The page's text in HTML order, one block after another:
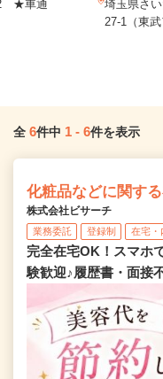
2 ★車通
埼玉県さ
27-1（東
全 6件中 1 - 6件を表示
化粧品などに関す
株式会社ビサーチ
業務委託 登録制 在宅・
完全在宅OK！スマホ
験歓迎♪履歴書・面接